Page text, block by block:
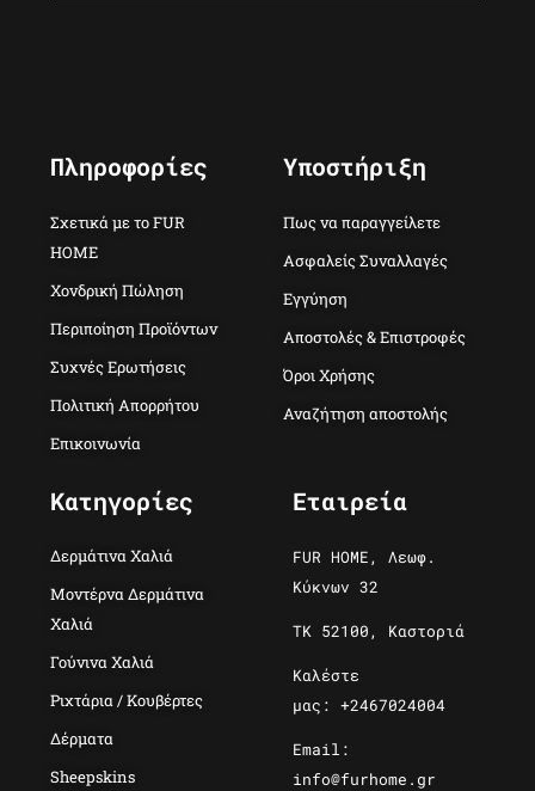
Πληροφορίες
Σχετικά με το FUR
HOME
Χονδρική Πώληση
Περιποίηση Προϊόντων
Συχνές Ερωτήσεις
Πολιτική Απορρήτου
Επικοινωνία
Υποστήριξη
Πως να παραγγείλετε
Ασφαλείς Συναλλαγές
Εγγύηση
Αποστολές & Επιστροφές
Όροι Χρήσης
Αναζήτηση αποστολής
Κατηγορίες
Δερμάτινα Χαλιά
Μοντέρνα Δερμάτινα
Χαλιά
Γούνινα Χαλιά
Ριχτάρια / Κουβέρτες
Δέρματα
Sheepskins
Εταιρεία
FUR HOME, Λεωφ.
Κύκνων 32
ΤΚ 52100, Καστοριά
Καλέστε
μας: +2467024004
Email:
info@furhome.gr